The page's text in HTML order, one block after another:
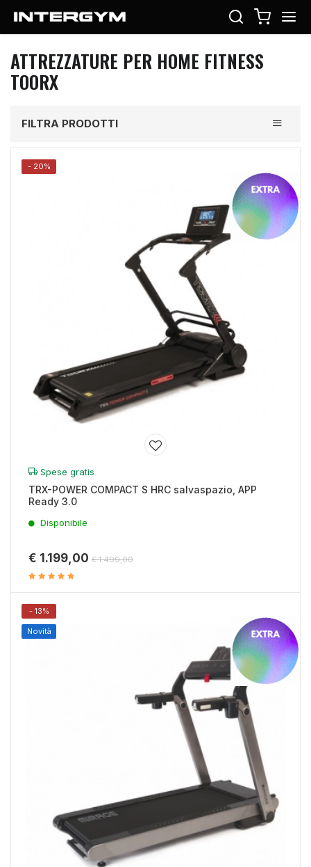
ATTREZZATURE PER HOME FITNESS
TOORX
Toggle
FILTRA PRODOTTI
- 20%
Spese gratis
TRX-POWER COMPACT S HRC salvaspazio, APP
Ready 3.0
Disponibile
€ 1.199,00 € 1.499,00
- 13%
Novità